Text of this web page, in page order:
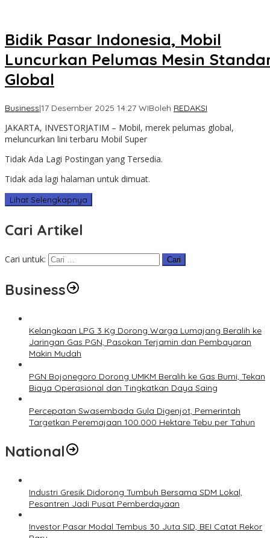
Bidik Pasar Indonesia, Mobil
Luncurkan Pelumas Mesin
Global
Business|17 Desember 2025 14:27 WIBoleh REDAKSI
JAKARTA, INVESTORJATIM – Mobil, merek pelumas global,
meluncurkan lini terbaru Mobil Super
Tidak Ada Lagi Postingan yang Tersedia.
Tidak ada lagi halaman untuk dimuat.
Lihat Selengkapnya
Cari Artikel
Cari untuk:
Business
Kelangkaan LPG 3 Kg Dorong Warga Lumajang Beralih ke
Jaringan Gas PGN, Pasokan Terjamin dan Pembayaran
Makin Mudah
PGN Bojonegoro Dorong UMKM Beralih ke Gas Bumi, Tekan
Biaya Operasional dan Tingkatkan Daya Saing
Percepatan Swasembada Gula Digenjot, Pemerintah
Targetkan Peremajaan 100.000 Hektare Tebu per Tahun
National
Industri Gresik Didorong Tumbuh Bersama SDM Lokal,
Pesantren Jadi Pusat Pemberdayaan
Investor Pasar Modal Tembus 30 Juta SID, BEI Catat Rekor